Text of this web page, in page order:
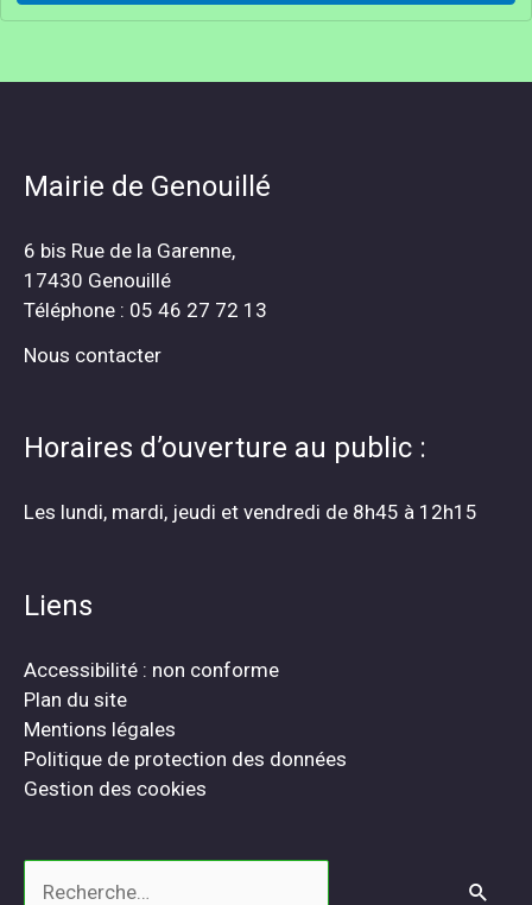
Mairie de Genouillé
6 bis Rue de la Garenne,
17430 Genouillé
Téléphone : 05 46 27 72 13
Nous contacter
Horaires d’ouverture au public :
Les lundi, mardi, jeudi et vendredi de 8h45 à 12h15
Liens
Accessibilité : non conforme
Plan du site
Mentions légales
Politique de protection des données
Gestion des cookies